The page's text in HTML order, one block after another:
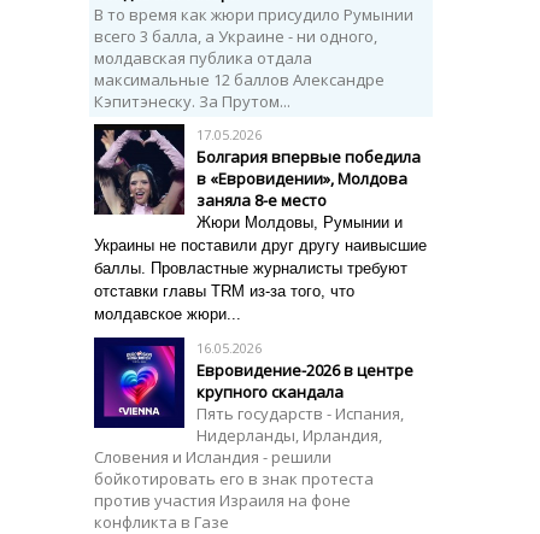
В то время как жюри присудило Румынии
всего 3 балла, а Украине - ни одного,
молдавская публика отдала
максимальные 12 баллов Александре
Кэпитэнеску. За Прутом...
17.05.2026
Болгария впервые победила
в «Евровидении», Молдова
заняла 8-е место
Жюри Молдовы, Румынии и
Украины не поставили друг другу наивысшие
баллы. Провластные журналисты требуют
отставки главы TRM из-за того, что
молдавское жюри...
16.05.2026
Евровидение-2026 в центре
крупного скандала
Пять государств - Испания,
Нидерланды, Ирландия,
Словения и Исландия - решили
бойкотировать его в знак протеста
против участия Израиля на фоне
конфликта в Газе